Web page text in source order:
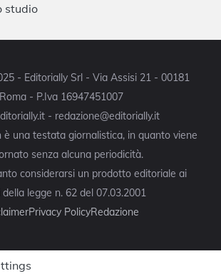
studio
- Editorially Srl - Via Assisi 21 - 00181
Roma - P.Iva 16947451007
- redazione@editorially.it
è una testata giornalistica, in quanto viene
senza alcuna periodicità.
considerarsi un prodotto editoriale ai
della legge n. 62 del 07.03.2001
Privacy PolicyRedazione